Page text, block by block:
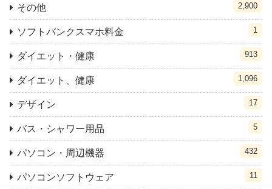
その他 2,900
ソフトバンクスマホ料金 1
ダイエット・健康 913
ダイエット、健康 1,096
デザイン 17
バス・シャワー用品 5
パソコン・周辺機器 432
パソコンソフトウェア 11